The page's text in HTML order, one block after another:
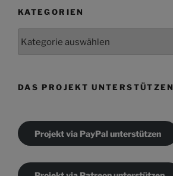
KATEGORIEN
DAS PROJEKT UNTERSTÜTZEN
Projekt via PayPal unterstützen